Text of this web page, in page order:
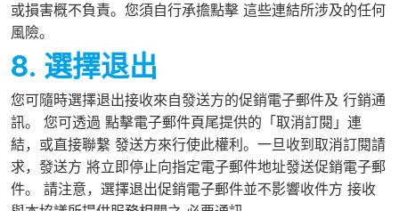
或損害概不負責。您須自行承擔點擊 這些連結所涉及的任何
風險。
8. 選擇退出
您可隨時選擇退出接收來自發送方的促銷電子郵件及 行銷通
訊。 您可透過 點擊電子郵件頁尾提供的「取消訂閱」連
結，或直接聯繫 發送方來行使此權利。一旦收到取消訂閱請
求，發送方 將立即停止向指定電子郵件地址發送促銷電子郵
件。 請注意，選擇退出促銷電子郵件並不影響收件方 接收